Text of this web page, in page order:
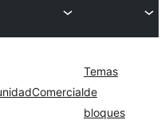
Comercial
Temas
de
bloques